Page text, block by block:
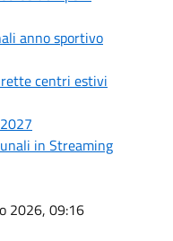
anno sportivo
centri estivi
in Streaming
2026, 09:16